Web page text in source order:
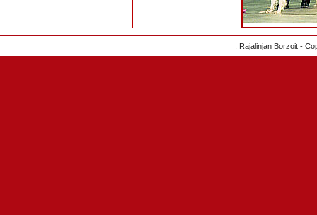
. Rajalinjan Borzoit -